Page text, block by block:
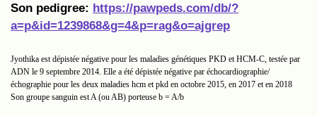
Son pedigree: https://pawpeds.com/db/?
a=p&id=1239868&g=4&p=rag&o=ajgrep
Jyothika est dépistée négative pour les maladies génétiques PKD et HCM-C, testée par
ADN le 9 septembre 2014. Elle a été dépistée négative par échocardiographie/
échographie pour les deux maladies hcm et pkd en octobre 2015, en 2017 et en 2018
Son groupe sanguin est A (ou AB) porteuse b = A/b